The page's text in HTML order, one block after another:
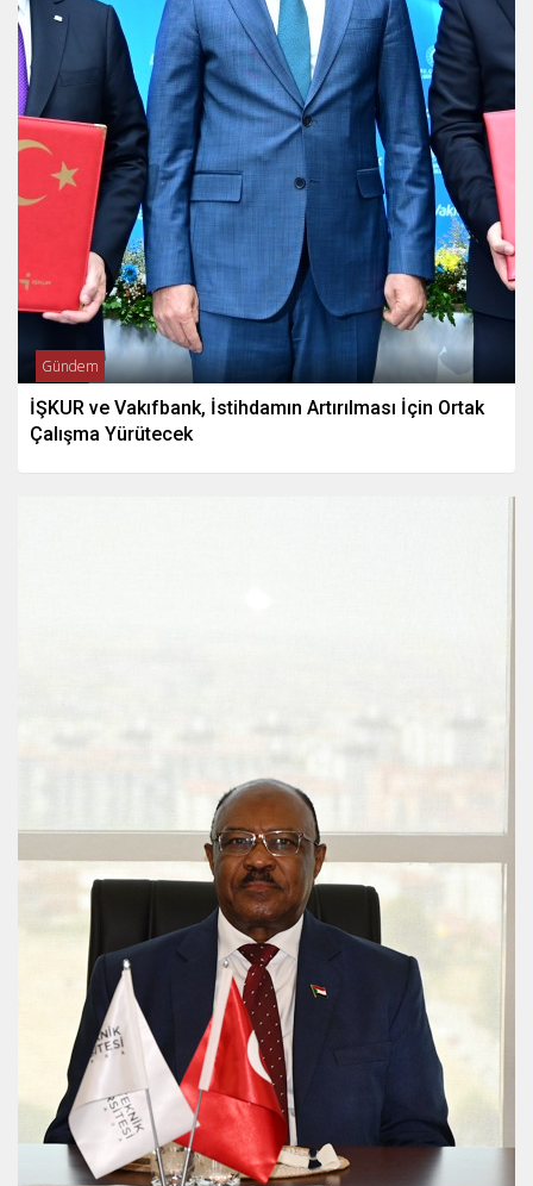
Gündem
İŞKUR ve Vakıfbank, İstihdamın Artırılması İçin Ortak
Çalışma Yürütecek